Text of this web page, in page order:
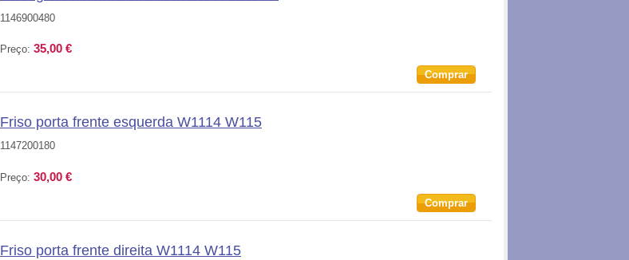
1146900480
Preço: 35,00 €
Comprar
Friso porta frente esquerda W1114 W115
1147200180
Preço: 30,00 €
Comprar
Friso porta frente direita W1114 W115